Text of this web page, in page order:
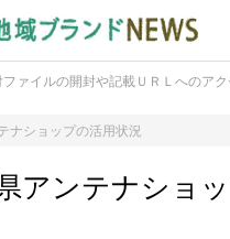
ァイルの開封や記載ＵＲＬへのア
ナショップの活用状況
アンテナショ